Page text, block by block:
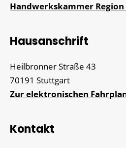
Handwerkskammer
Hausanschrift
Heilbronner Straße 43
70191 Stuttgart
Zur elektronischen
Kontakt